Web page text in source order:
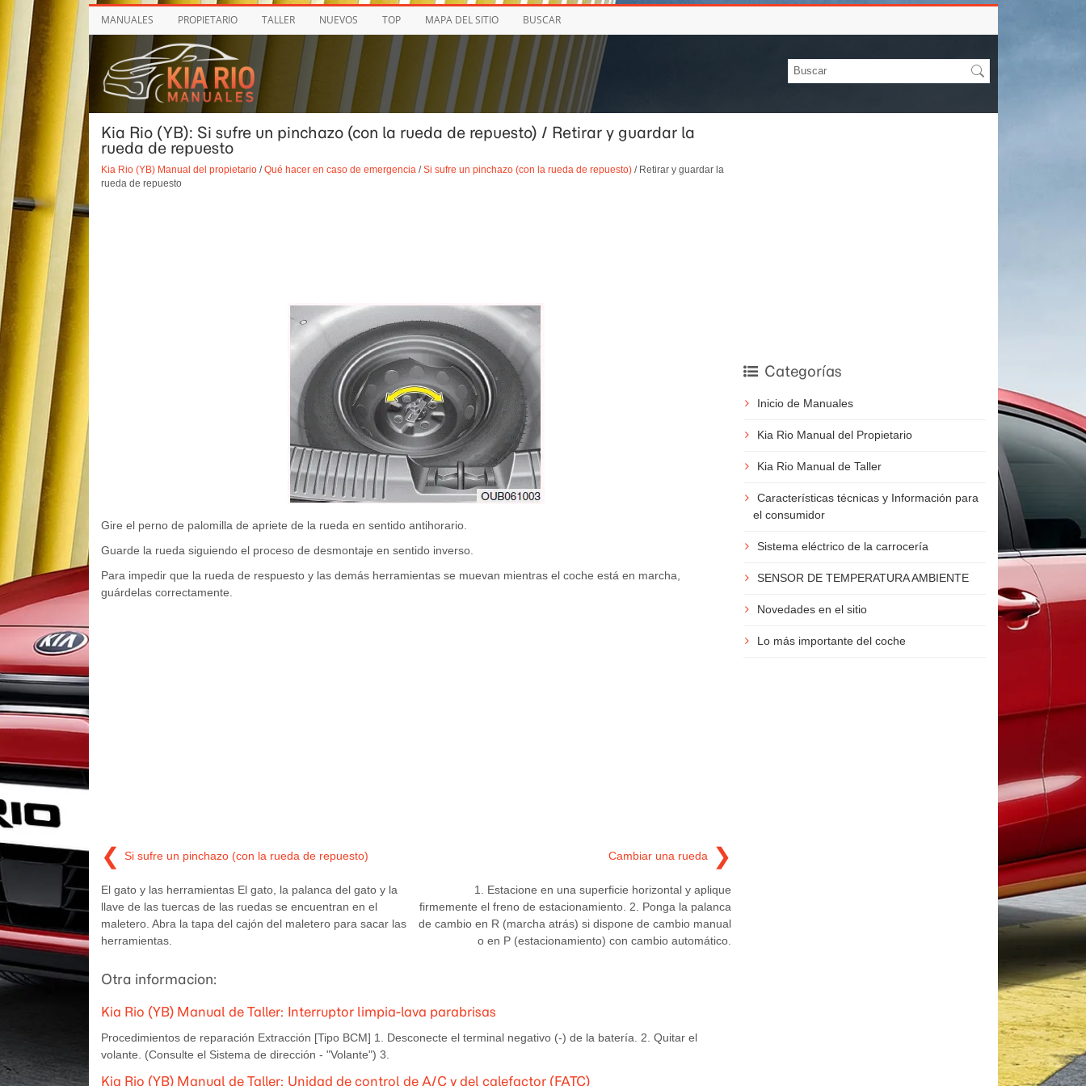
MANUALES PROPIETARIO TALLER NUEVOS TOP MAPA DEL SITIO BUSCAR
Kia Rio (YB): Si sufre un pinchazo (con la rueda de repuesto) / Retirar y guardar la
rueda de repuesto
Kia Rio (YB) Manual del propietario/Qué hacer en caso de emergencia /Si sufre un pinchazo (con la rueda de repuesto)/ Retirar y guardar la
rueda de repuesto
Gire el perno de palomilla de apriete de la rueda en sentido antihorario.
Guarde la rueda siguiendo el proceso de desmontaje en sentido inverso.
Para impedir que la rueda de respuesto y las demás herramientas se muevan mientras el coche está en marcha,
guárdelas correctamente.
❮ Si sufre un pinchazo (con la rueda de repuesto)
El gato y las herramientas El gato, la palanca del gato y la
llave de las tuercas de las ruedas se encuentran en el
maletero. Abra la tapa del cajón del maletero para sacar las
herramientas.
Cambiar una rueda ❯
1. Estacione en una superficie horizontal y aplique
firmemente el freno de estacionamiento. 2. Ponga la palanca
de cambio en R (marcha atrás) si dispone de cambio manual
o en P (estacionamiento) con cambio automático.
Otra informacion:
Kia Rio (YB) Manual de Taller: Interruptor limpia-lava parabrisas
Procedimientos de reparación Extracción [Tipo BCM] 1. Desconecte el terminal negativo (-) de la batería. 2. Quitar el
volante. (Consulte el Sistema de dirección - "Volante") 3.
Kia Rio (YB) Manual de Taller: Unidad de control de A/C y del calefactor (FATC)
Categorías
Inicio de Manuales
Kia Rio Manual del Propietario
Kia Rio Manual de Taller
Características técnicas y Información para
el consumidor
Sistema eléctrico de la carrocería
SENSOR DE TEMPERATURA AMBIENTE
Novedades en el sitio
Lo más importante del coche